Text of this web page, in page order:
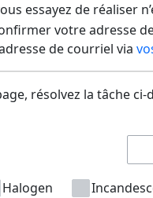
essayez de réaliser
votre adresse
de courriel via
résolvez la tâche
Halogen